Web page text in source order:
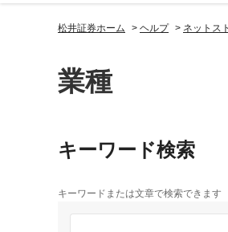
松井証券ホーム > ヘルプ > ネットス
業種
キーワード検索
キーワードまたは文章で検索できます